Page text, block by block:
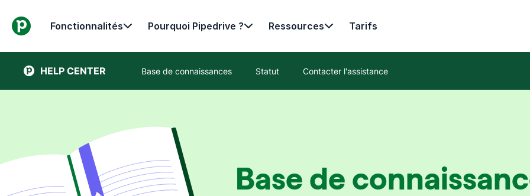
Fonctionnalités Pourquoi Pipedrive ? Ressources Tarifs
HELP CENTER Base de connaissances Statut Contacter l'assistance
Base de